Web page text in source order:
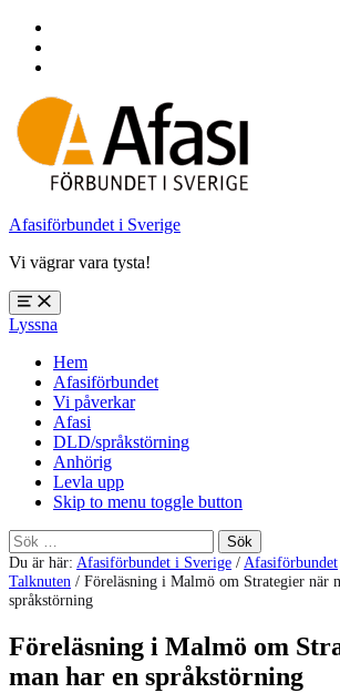
sidfoten
Afasiförbundet i Sverige
Vi vägrar vara tysta!
Öppna
meny:
%s
Lyssna
Hem
Afasiförbundet
Vi påverkar
Afasi
DLD/språkstörning
Anhörig
Levla upp
Skip to menu toggle button
Sök
efter:
Du är här: Afasiförbundet i Sverige /Afasiförbundet
Talknuten / Föreläsning i Malmö om Strategier när
språkstörning
Föreläsning i Malmö om
man har en språkstörning